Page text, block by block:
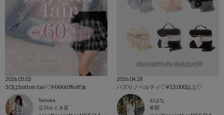
2026.05.02
5/3はbottom fair♡MAX60%off🎀
Tomoka
立川ルミネ店
2026.04.28
バズりノベルティ♡¥15,000以上♡
おはな
本部